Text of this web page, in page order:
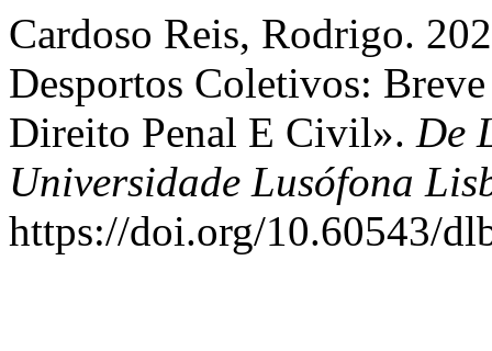
Cardoso Reis, Rodrigo.
Desportos Coletivos:
Direito Penal E Civil». De
Universidade Lusófona
https://doi.org/10.60543/